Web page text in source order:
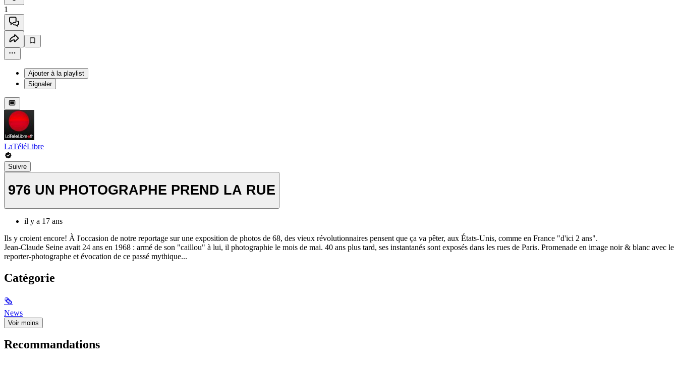
1
Ajouter à la playlist
Signaler
LaTéléLibre
Suivre
976 UN PHOTOGRAPHE PREND LA RUE
il y a 17 ans
Ils y croient encore! À l'occasion de notre reportage sur une exposition de photos de 68, des vieux révolutionnaires pensent que ça va pêter, aux États-Unis, comme en France "d'ici 2 ans".
Jean-Claude Seine avait 24 ans en 1968 : armé de son "caillou" à lui, il photographie le mois de mai. 40 ans plus tard, ses instantanés sont exposés dans les rues de Paris. Promenade en image noir & blanc avec le
reporter-photographe et évocation de ce passé mythique...
Catégorie
🗞
News
Voir moins
Recommandations